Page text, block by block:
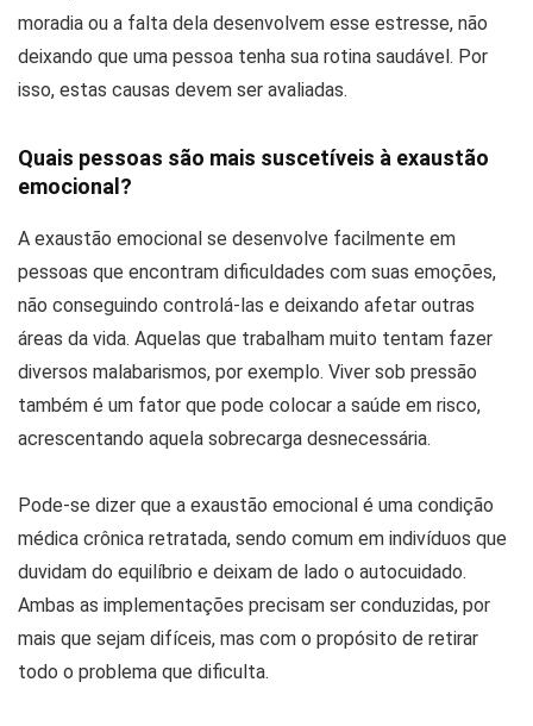
moradia ou a falta dela desenvolvem esse estresse, não
deixando que uma pessoa tenha sua rotina saudável. Por
isso, estas causas devem ser avaliadas.
Quais pessoas são mais suscetíveis à exaustão
emocional?
A exaustão emocional se desenvolve facilmente em
pessoas que encontram dificuldades com suas emoções,
não conseguindo controlá-las e deixando afetar outras
áreas da vida. Aquelas que trabalham muito tentam fazer
diversos malabarismos, por exemplo. Viver sob pressão
também é um fator que pode colocar a saúde em risco,
acrescentando aquela sobrecarga desnecessária.
Pode-se dizer que a exaustão emocional é uma condição
médica crônica retratada, sendo comum em indivíduos que
duvidam do equilíbrio e deixam de lado o autocuidado.
Ambas as implementações precisam ser conduzidas, por
mais que sejam difíceis, mas com o propósito de retirar
todo o problema que dificulta.